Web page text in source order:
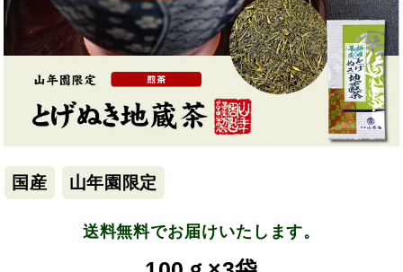
国産 山年園限定
送料無料でお届けいたします。